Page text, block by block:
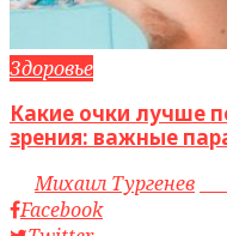
Здоровье
Какие очки лучше
зрения: важные
byМихаил Тургенев
Facebook